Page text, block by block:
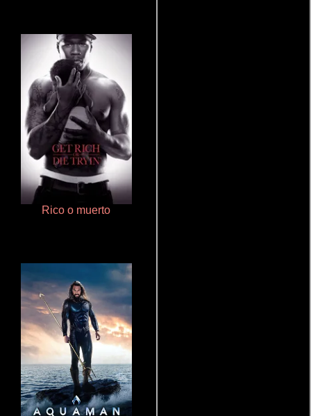
Rico o muerto